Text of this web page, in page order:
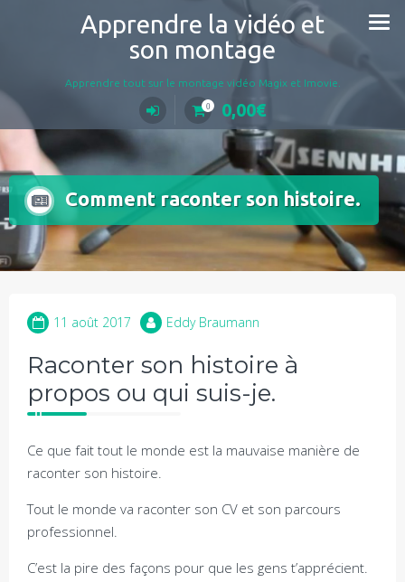
Apprendre la vidéo et
son montage
Apprendre tout sur le montage vidéo Magix et Imovie.
0 0,00€
Comment raconter son histoire.
11 août 2017 Eddy Braumann
Raconter son histoire à
propos ou qui suis-je.
Ce que fait tout le monde est la mauvaise manière de
raconter son histoire.
Tout le monde va raconter son CV et son parcours
professionnel.
C’est la pire des façons pour que les gens t’apprécient.